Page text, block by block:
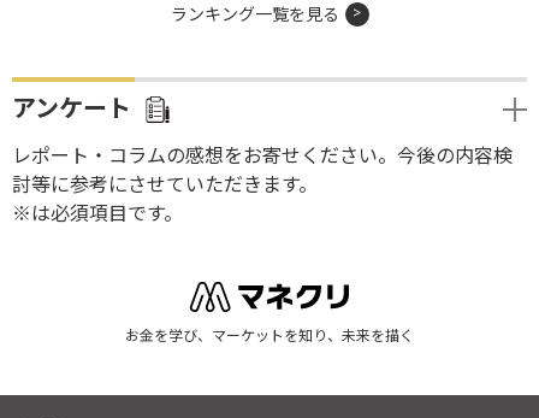
ランキング一覧を見る
アンケート
レポート・コラムの感想をお寄せください。今後の内容検
討等に参考にさせていただきます。
※は必須項目です。
お金を学び、マーケットを知り、未来を描く